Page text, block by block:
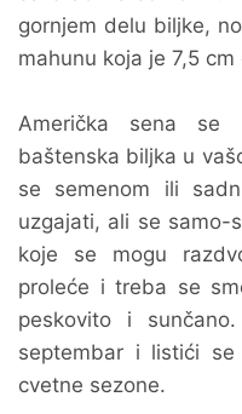
gornjem delu biljke,
mahunu koja je 7,5
Američka sena se
baštenska biljka u
se semenom ili
uzgajati, ali se samo-
koje se mogu
proleće i treba se
peskovito i
septembar i listići se
cvetne sezone.